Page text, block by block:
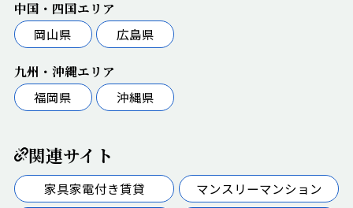
中国・四国エリア
岡山県
広島県
九州・沖縄エリア
福岡県
沖縄県
関連サイト
家具家電付き賃貸
マンスリーマンション